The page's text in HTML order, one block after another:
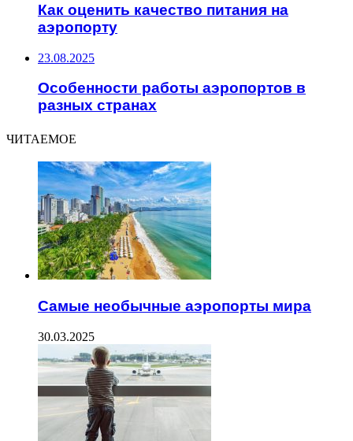
Как оценить качество питания на
аэропорту
23.08.2025
Особенности работы аэропортов в
разных странах
ЧИТАЕМОЕ
Самые необычные аэропорты мира
30.03.2025